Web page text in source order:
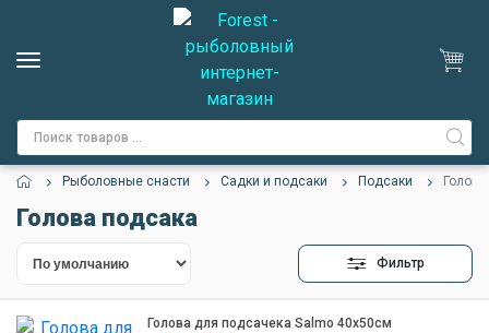
Рыболовные снасти Садки и подсаки Подсаки
Голова подсака
Фильтр
Голова для подсачека Salmo 40х50см